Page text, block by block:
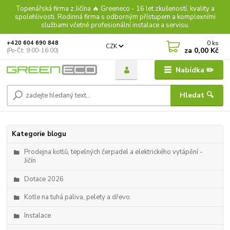
Topenářská firma z Jičína 🔥 Greeneco - 16 let zkušeností, kvality a
spolehlivosti. Rodinná firma s odborným přístupem a komplexními
službami včetně profesionální instalace a servisu.
Nabídka ✏️
CZK
Hledat 🔍
+420 604 690 848
(Po-Čt: 9:00-16:00)
0 ks
za 0,00 Kč
Kategorie blogu
Prodejna kotlů, tepelných čerpadel a elektrického vytápění -
Jičín
Dotace 2026
Kotle na tuhá paliva, pelety a dřevo.
Instalace